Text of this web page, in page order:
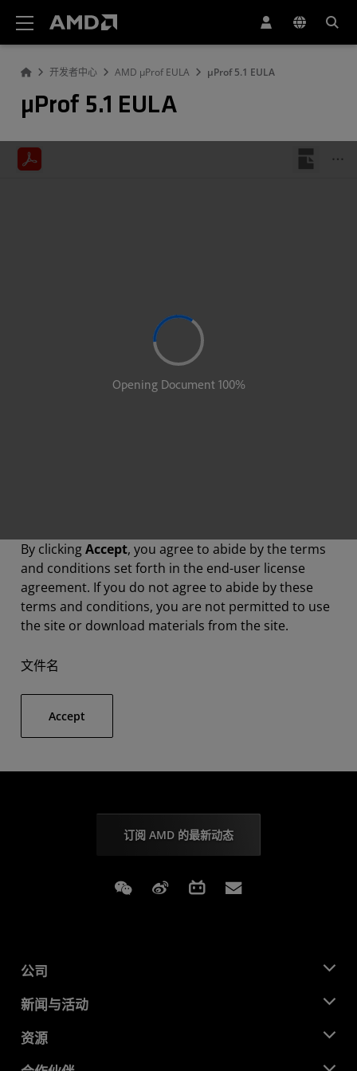
开发者中心 AMD µProf EULA µProf 5.1 EULA
µProf 5.1 EULA
By clickingAccept, you agree to abide by the terms
and conditions set forth in the end-user license
agreement. If you do not agree to abide by these
terms and conditions, you are not permitted to use
the site or download materials from the site.
文件名
Accept
订阅 AMD 的最新动态
Weixin Weibo Bilibili
公司
关于 AMD
企业责任
就业机会
新闻与活动
新闻中心
资源